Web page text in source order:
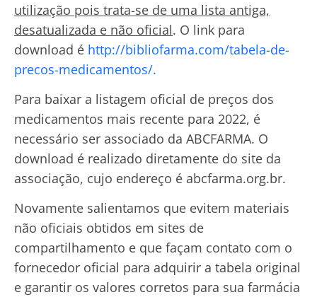
utilização pois trata-se de uma lista antiga,
desatualizada e não oficial. O link para
download é http://bibliofarma.com/tabela-de-
precos-medicamentos/.
Para baixar a listagem oficial de preços dos
medicamentos mais recente para 2022, é
necessário ser associado da ABCFARMA. O
download é realizado diretamente do site da
associação, cujo endereço é abcfarma.org.br.
Novamente salientamos que evitem materiais
não oficiais obtidos em sites de
compartilhamento e que façam contato com o
fornecedor oficial para adquirir a tabela original
e garantir os valores corretos para sua farmácia